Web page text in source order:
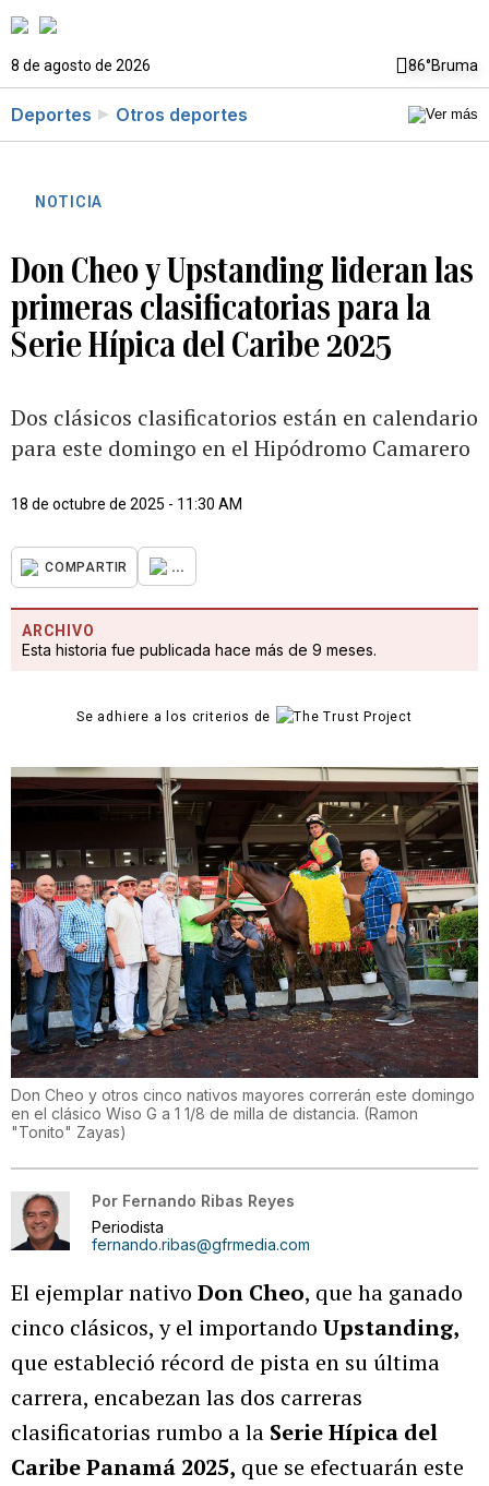
8 de agosto de 2026 86°Bruma
Deportes Otros deportes
NOTICIA
Don Cheo y Upstanding lideran las
primeras clasificatorias para la
Serie Hípica del Caribe 2025
Dos clásicos clasificatorios están en calendario
para este domingo en el Hipódromo Camarero
18 de octubre de 2025 - 11:30 AM
COMPARTIR ...
ARCHIVO
Esta historia fue publicada hace más de 9 meses.
Se adhiere a los criterios de
Don Cheo y otros cinco nativos mayores correrán este domingo
en el clásico Wiso G a 1 1/8 de milla de distancia. (Ramon
"Tonito" Zayas)
Por Fernando Ribas Reyes
Periodista
fernando.ribas@gfrmedia.com
El ejemplar nativo Don Cheo, que ha ganado
cinco clásicos, y el importando Upstanding,
que estableció récord de pista en su última
carrera, encabezan las dos carreras
clasificatorias rumbo a la Serie Hípica del
Caribe Panamá 2025, que se efectuarán este